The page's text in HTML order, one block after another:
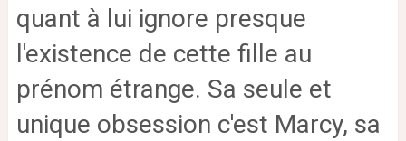
quant à lui ignore presque
l'existence de cette fille au
prénom étrange. Sa seule et
unique obsession c'est Marcy, sa